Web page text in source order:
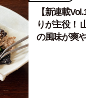
【新連載
りが主役！
の風味が爽